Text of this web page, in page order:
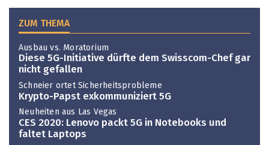
ZUM THEMA
Ausbau vs. Moratorium
Diese 5G-Initiative dürfte dem Swisscom-Chef gar
nicht gefallen
Schneier ortet Sicherheitsprobleme
Krypto-Papst exkommuniziert 5G
Neuheiten aus Las Vegas
CES 2020: Lenovo packt 5G in Notebooks und
faltet Laptops